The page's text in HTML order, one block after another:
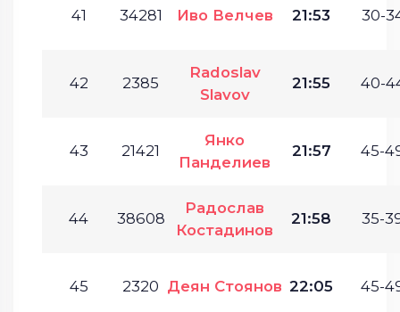
41 34281 Иво Велчев 21:53 30-
42 2385
Radoslav
Slavov
21:55 40-
43 21421
Янко
Панделиев
21:57 45-
44 38608
Радослав
Костадинов
21:58 35-
45 2320 Деян Стоянов 22:05 45-